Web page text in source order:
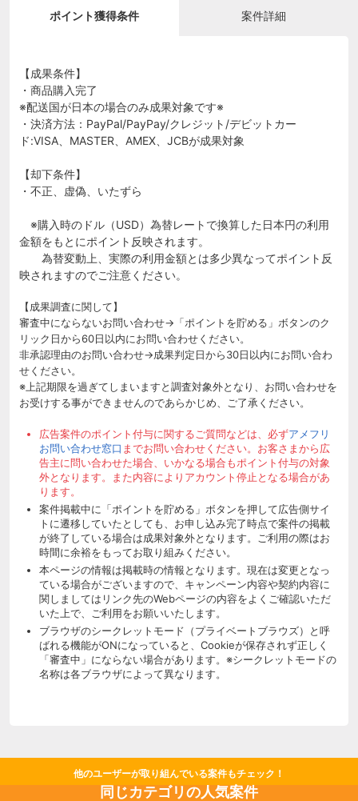
ポイント獲得条件 案件詳細
【成果条件】
・商品購入完了
※配送国が日本の場合のみ成果対象です※
・決済方法：PayPal/PayPay/クレジット/デビットカー
ド:VISA、MASTER、AMEX、JCBが成果対象
【却下条件】
・不正、虚偽、いたずら
※購入時のドル（USD）為替レートで換算した日本円の利用
金額をもとにポイント反映されます。
為替変動上、実際の利用金額とは多少異なってポイント反
映されますのでご注意ください。
【成果調査に関して】
審査中にならないお問い合わせ→「ポイントを貯める」ボタンのク
リック日から60日以内にお問い合わせください。
非承認理由のお問い合わせ→成果判定日から30日以内にお問い合わ
せください。
※上記期限を過ぎてしまいますと調査対象外となり、お問い合わせを
お受けする事ができませんのであらかじめ、ご了承ください。
広告案件のポイント付与に関するご質問などは、必ずアメフリ
お問い合わせ窓口 までお問い合わせください。お客さまから広
告主に問い合わせた場合、いかなる場合もポイント付与の対象
外となります。また内容によりアカウント停止となる場合があ
ります。
案件掲載中に「ポイントを貯める」ボタンを押して広告側サイ
トに遷移していたとしても、お申し込み完了時点で案件の掲載
が終了している場合は成果対象外となります。ご利用の際はお
時間に余裕をもってお取り組みください。
本ページの情報は掲載時の情報となります。現在は変更となっ
ている場合がございますので、キャンペーン内容や契約内容に
関しましてはリンク先のWebページの内容をよくご確認いただ
いた上で、ご利用をお願いいたします。
ブラウザのシークレットモード（プライベートブラウズ）と呼
ばれる機能がONになっていると、Cookieが保存されず正しく
「審査中」にならない場合があります。※シークレットモードの
名称は各ブラウザによって異なります。
他のユーザーが取り組んでいる案件もチェック！
同じカテゴリの人気案件